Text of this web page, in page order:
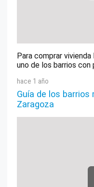
Para comprar
uno de los barrios con
hace 1 año
Guía de los
Zaragoza